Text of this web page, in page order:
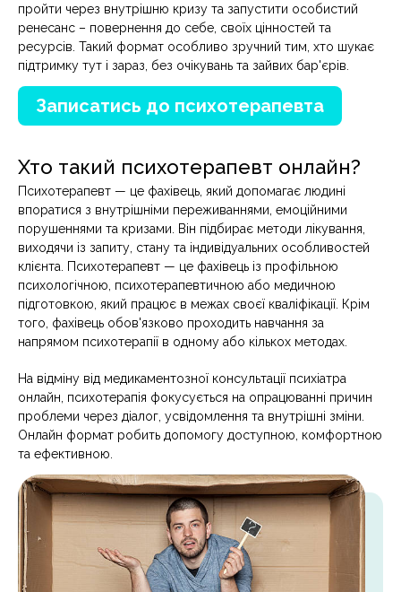
пройти через внутрішню кризу та запустити особистий
ренесанс – повернення до себе, своїх цінностей та
ресурсів. Такий формат особливо зручний тим, хто шукає
підтримку тут і зараз, без очікувань та зайвих бар'єрів.
Записатись до психотерапевта
Хто такий психотерапевт онлайн?
Психотерапевт — це фахівець, який допомагає людині
впоратися з внутрішніми переживаннями, емоційними
порушеннями та кризами. Він підбирає методи лікування,
виходячи із запиту, стану та індивідуальних особливостей
клієнта. Психотерапевт — це фахівець із профільною
психологічною, психотерапевтичною або медичною
підготовкою, який працює в межах своєї кваліфікації. Крім
того, фахівець обов'язково проходить навчання за
напрямом психотерапії в одному або кількох методах.
На відміну від медикаментозної консультації психіатра
онлайн, психотерапія фокусується на опрацюванні причин
проблеми через діалог, усвідомлення та внутрішні зміни.
Онлайн формат робить допомогу доступною, комфортною
та ефективною.